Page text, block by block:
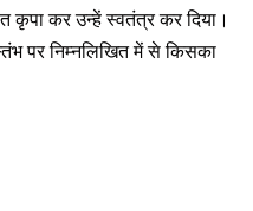
कृपा कर उन्हें स्वतंत्र कर दिया।
पर निम्नलिखित में से किसका